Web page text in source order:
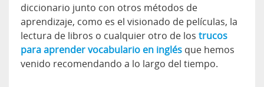
diccionario junto con otros métodos de
aprendizaje, como es el visionado de películas, la
lectura de libros o cualquier otro de los trucos
para aprender vocabulario en inglés que hemos
venido recomendando a lo largo del tiempo.